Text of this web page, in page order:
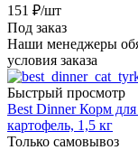
151 ₽/шт
Под заказ
Наши менеджеры
условия заказа
Быстрый просмотр
Best Dinner Корм
картофель, 1,5 кг
Только самовывоз